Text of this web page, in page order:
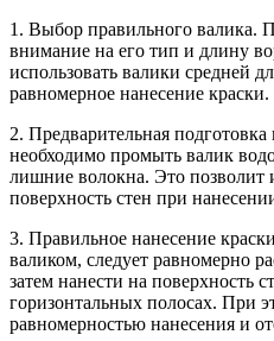
1. Выбор правильного валика.
внимание на его тип и длину
использовать валики средней
равномерное нанесение краски.
2. Предварительная
необходимо промыть валик
лишние волокна. Это позволит
поверхность стен при
3. Правильное нанесение
валиком, следует равномерно
затем нанести на поверхность
горизонтальных полосах. При
равномерностью нанесения и